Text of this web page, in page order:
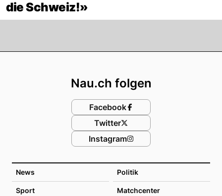
die Schweiz!»
News Politik
Sport Matchcenter
Nau.ch folgen
Facebook
Twitter
Instagram